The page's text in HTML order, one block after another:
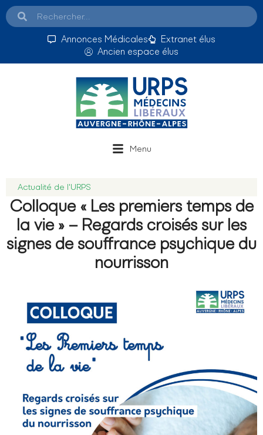
Annonces Médicales
Extranet élus
Ancien espace élus
Menu
Actualité de l'URPS
Colloque « Les premiers temps de
la vie » – Regards croisés sur les
signes de souffrance psychique du
nourrisson